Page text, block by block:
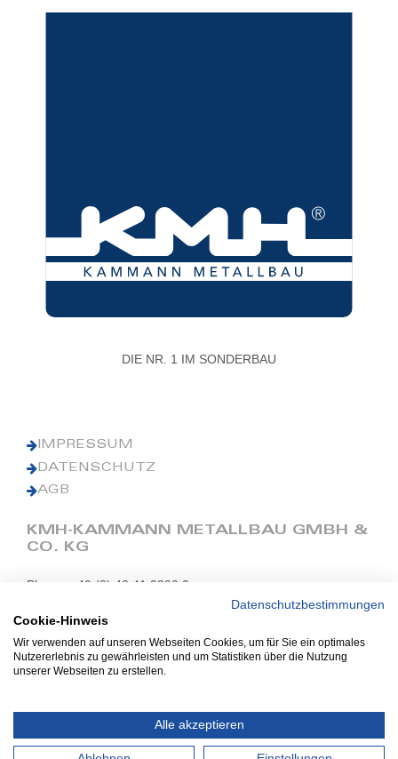
DIE NR. 1 IM SONDERBAU
IMPRESSUM
DATENSCHUTZ
AGB
KMH-KAMMANN METALLBAU GMBH &
CO. KG
Phone: +49 (0) 42 41 9390 0
E-Mail: office@kmh.net
www.kmh.net
Industriestraße 13
Datenschutzbestimmungen
Cookie-Hinweis
Wir verwenden auf unseren Webseiten Cookies, um für Sie ein optimales
Nutzererlebnis zu gewährleisten und um Statistiken über die Nutzung
unserer Webseiten zu erstellen.
Alle akzeptieren